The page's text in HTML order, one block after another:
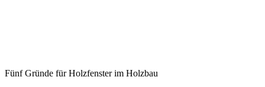
Fünf Gründe für Holzfenster im Holzbau